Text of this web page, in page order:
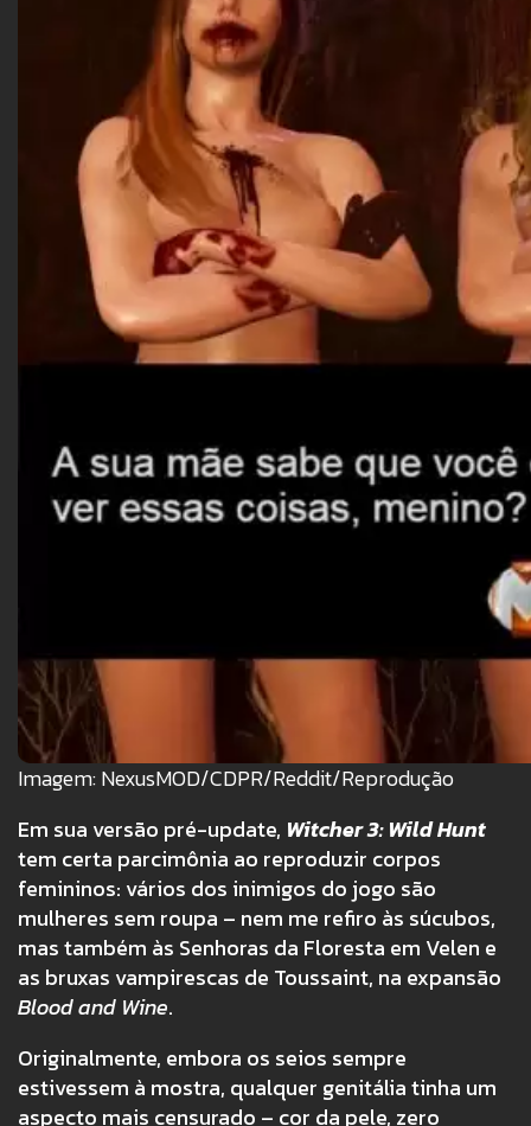
Imagem: NexusMOD/CDPR/Reddit/Reprodução
Em sua versão pré-update, Witcher 3: Wild Hunt
tem certa parcimônia ao reproduzir corpos
femininos: vários dos inimigos do jogo são
mulheres sem roupa – nem me refiro às súcubos,
mas também às Senhoras da Floresta em Velen e
as bruxas vampirescas de Toussaint, na expansão
Blood and Wine.
Originalmente, embora os seios sempre
estivessem à mostra, qualquer genitália tinha um
aspecto mais censurado – cor da pele, zero